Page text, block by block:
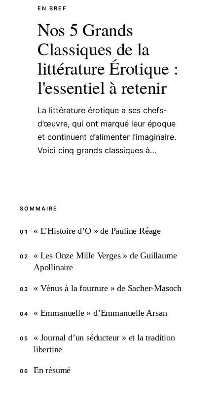
EN BREF
Nos 5 Grands
Classiques de la
littérature Érotique :
l'essentiel à retenir
La littérature érotique a ses chefs-
d’œuvre, qui ont marqué leur époque
et continuent d’alimenter l’imaginaire.
Voici cinq grands classiques à…
SOMMAIRE
01 « L’Histoire d’O » de Pauline Réage
02
« Les Onze Mille Verges » de Guillaume
Apollinaire
03 « Vénus à la fourrure » de Sacher-Masoch
04 « Emmanuelle » d’Emmanuelle Arsan
05
« Journal d’un séducteur » et la tradition
libertine
06 En résumé